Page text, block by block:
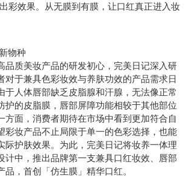
彩效果。从无膜到有膜，让口红真正进入妆
物种
品质美妆产品的研发初心，完美日记深入研
对于兼具色彩妆效与养肤功效的产品需求日
于人体唇部缺乏皮脂腺和汗腺，无法像正常
护的皮脂膜，唇部屏障功能相较于其他部位
方面，消费者期待在市场中看到更加符合自
彩妆产品不止局限于单一的色彩选择，也能
际护肤效果。为此，完美日记将妆养一体理
计中，推出品牌第一支兼具口红妆效、唇部
，首创「仿生膜」精华口红。